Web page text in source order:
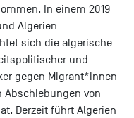
In einem 2019
Algerien
sich die algerische
und
gegen Migrant*innen
Abschiebungen von
Derzeit führt Algerien